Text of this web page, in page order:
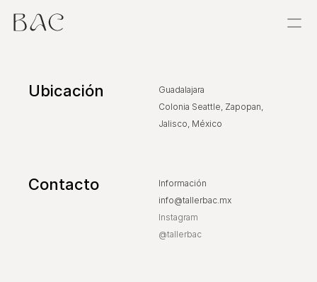
Exploraciones
Ubicación
Guadalajara
Colonia Seattle, Zapopan,
Jalisco, México
Contacto
Información
info@tallerbac.mx
Instagram
@tallerbac